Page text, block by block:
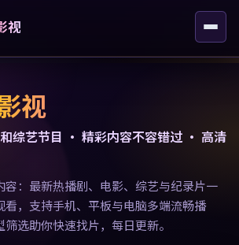
视
视
综艺节目 · 精彩内容不容错过 · 高清
容：最新热播剧、电影、综艺与纪录片一
看，支持手机、平板与电脑多端流畅播
选助你快速找片，每日更新。